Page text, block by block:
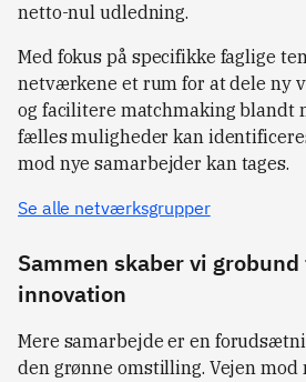
netto-nul udledning.
Med fokus på specifikke faglige
netværkene et rum for at dele ny
og facilitere matchmaking blandt
fælles muligheder kan
mod nye samarbejder kan tages.
Se alle netværksgrupper
Sammen skaber vi
innovation
Mere samarbejde er en
den grønne omstilling. Vejen